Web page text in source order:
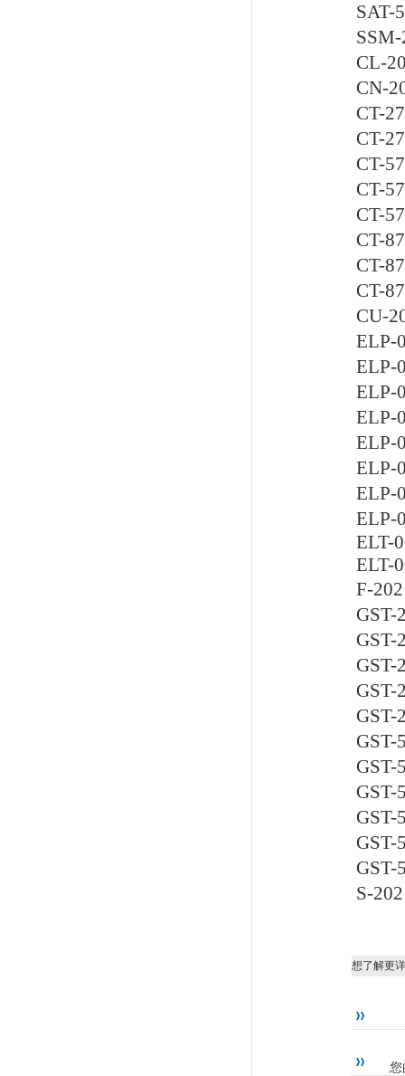
SAT-
CL-
CN-
CT-
CT-
CT-
CT-
CT-
CT-
CT-
CT-
CU-
ELP-
ELP-
ELP-
ELP-
ELP-
ELP-
ELP-
ELP-
ELT-
ELT-
F-
GST-
GST-
GST-
GST-
GST-
GST-
GST-
GST-
GST-
GST-
GST-
S-
想了解更
您